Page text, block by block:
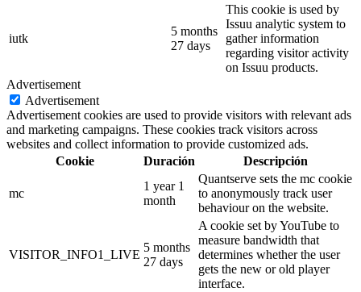
iutk
5 months
27 days
This cookie is used by
Issuu analytic system to
gather information
regarding visitor activity
on Issuu products.
Advertisement
Advertisement
Advertisement cookies are used to provide visitors with relevant ads
and marketing campaigns. These cookies track visitors across
websites and collect information to provide customized ads.
Cookie
Duración Descripción
mc
1 year 1
month
Quantserve sets the mc cookie
to anonymously track user
behaviour on the website.
VISITOR_INFO1_LIVE
5 months
27 days
A cookie set by YouTube to
measure bandwidth that
determines whether the user
gets the new or old player
interface.